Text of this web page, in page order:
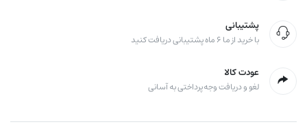
پشتیبانی
با خرید از ما ۶ ماه پشتیبانی دریافت کنید
عودت کالا
لغو و دریافت وجه پرداختی به آسانی